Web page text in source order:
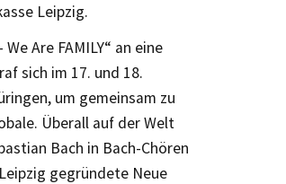
Leipzig.
Are FAMILY“ an eine
sich im 17. und 18.
um gemeinsam zu
Überall auf der Welt
Bach in Bach-Chören
gegründete Neue